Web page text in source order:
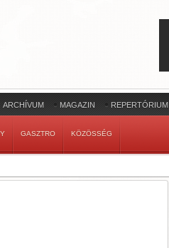
ARCHÍVUM MAGAZIN REPERTÓRIUM
GASZTRO KÖZÖSSÉG